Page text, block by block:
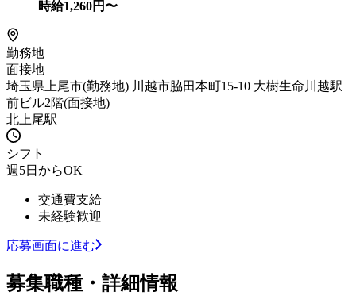
時給1,260円〜
勤務地
面接地
埼玉県上尾市(勤務地) 川越市脇田本町15-10 大樹生命川越駅
前ビル2階(面接地)
北上尾駅
シフト
週5日からOK
交通費支給
未経験歓迎
応募画面に進む
募集職種・詳細情報